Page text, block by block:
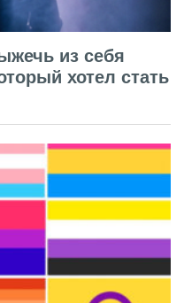
из себя
хотел стать